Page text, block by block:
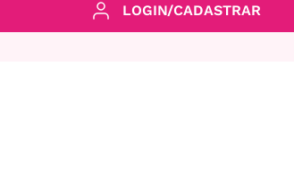
LOGIN/CADASTRAR